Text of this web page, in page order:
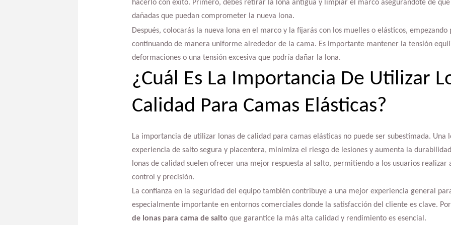
hacerlo con éxito. Primero, debes retirar la lona antigua y limpiar el marco asegurándote de
dañadas que puedan comprometer la nueva lona.
Después, colocarás la nueva lona en el marco y la fijarás con los muelles o elásticos,
continuando de manera uniforme alrededor de la cama. Es importante mantener la tensión
deformaciones o una tensión excesiva que podría dañar la lona.
¿Cuál Es La Importancia De Utilizar
Calidad Para Camas Elásticas?
La importancia de utilizar lonas de calidad para camas elásticas no puede ser subestimada. Una
experiencia de salto segura y placentera, minimiza el riesgo de lesiones y aumenta la
lonas de calidad suelen ofrecer una mejor respuesta al salto, permitiendo a los usuarios realizar
control y precisión.
La confianza en la seguridad del equipo también contribuye a una mejor experiencia general
especialmente importante en entornos comerciales donde la satisfacción del cliente es clave.
de lonas para cama de salto que garantice la más alta calidad y rendimiento es esencial.